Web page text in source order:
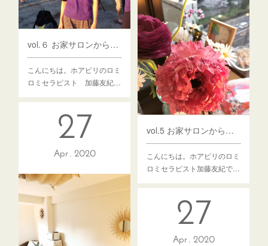
vol.６ お家サロンから店舗サロン移転への道のり⑥今度こそ運命！立ちはだかる困難編
こんにちは。ホアピリのロミ
ロミセラピスト 加藤友紀…
vol.5 お家サロンから店舗サロン移転への道のり⑤とうとう！これは運命の物件！？
こんにちは。ホアピリのロミ
ロミセラピスト加藤友紀で…
27
Apr 2020
27
Apr 2020